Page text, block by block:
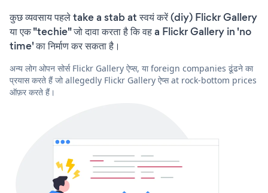
कुछ व्यवसाय पहले take a stab at स्वयं करें (diy) Flickr Gallery
या एक "techie" जो दावा करता है कि वह a Flickr Gallery in 'no
time' का निर्माण कर सकता है।
अन्य लोग ओपन सोर्स Flickr Gallery ऐप्स, या foreign companies ढूंढने का
प्रयास करते हैं जो allegedly Flickr Gallery ऐप्स at rock-bottom prices
ऑफ़र करते हैं।